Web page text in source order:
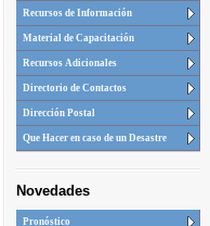
Recursos de Información
Material de Capacitación
Recursos Adicionales
Directorio de Contactos
Dirección Postal
Que Hacer en caso de un Desastre
Novedades
Pronóstico